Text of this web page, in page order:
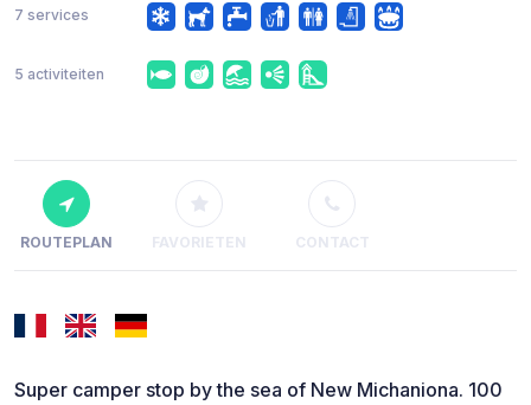
7 services
5 activiteiten
ROUTEPLAN FAVORIETEN CONTACT
Super camper stop by the sea of New Michaniona. 100